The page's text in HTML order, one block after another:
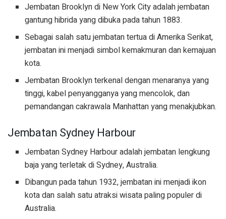
Jembatan Brooklyn di New York City adalah jembatan
gantung hibrida yang dibuka pada tahun 1883.
Sebagai salah satu jembatan tertua di Amerika Serikat,
jembatan ini menjadi simbol kemakmuran dan kemajuan
kota.
Jembatan Brooklyn terkenal dengan menaranya yang
tinggi, kabel penyangganya yang mencolok, dan
pemandangan cakrawala Manhattan yang menakjubkan.
Jembatan Sydney Harbour
Jembatan Sydney Harbour adalah jembatan lengkung
baja yang terletak di Sydney, Australia.
Dibangun pada tahun 1932, jembatan ini menjadi ikon
kota dan salah satu atraksi wisata paling populer di
Australia.